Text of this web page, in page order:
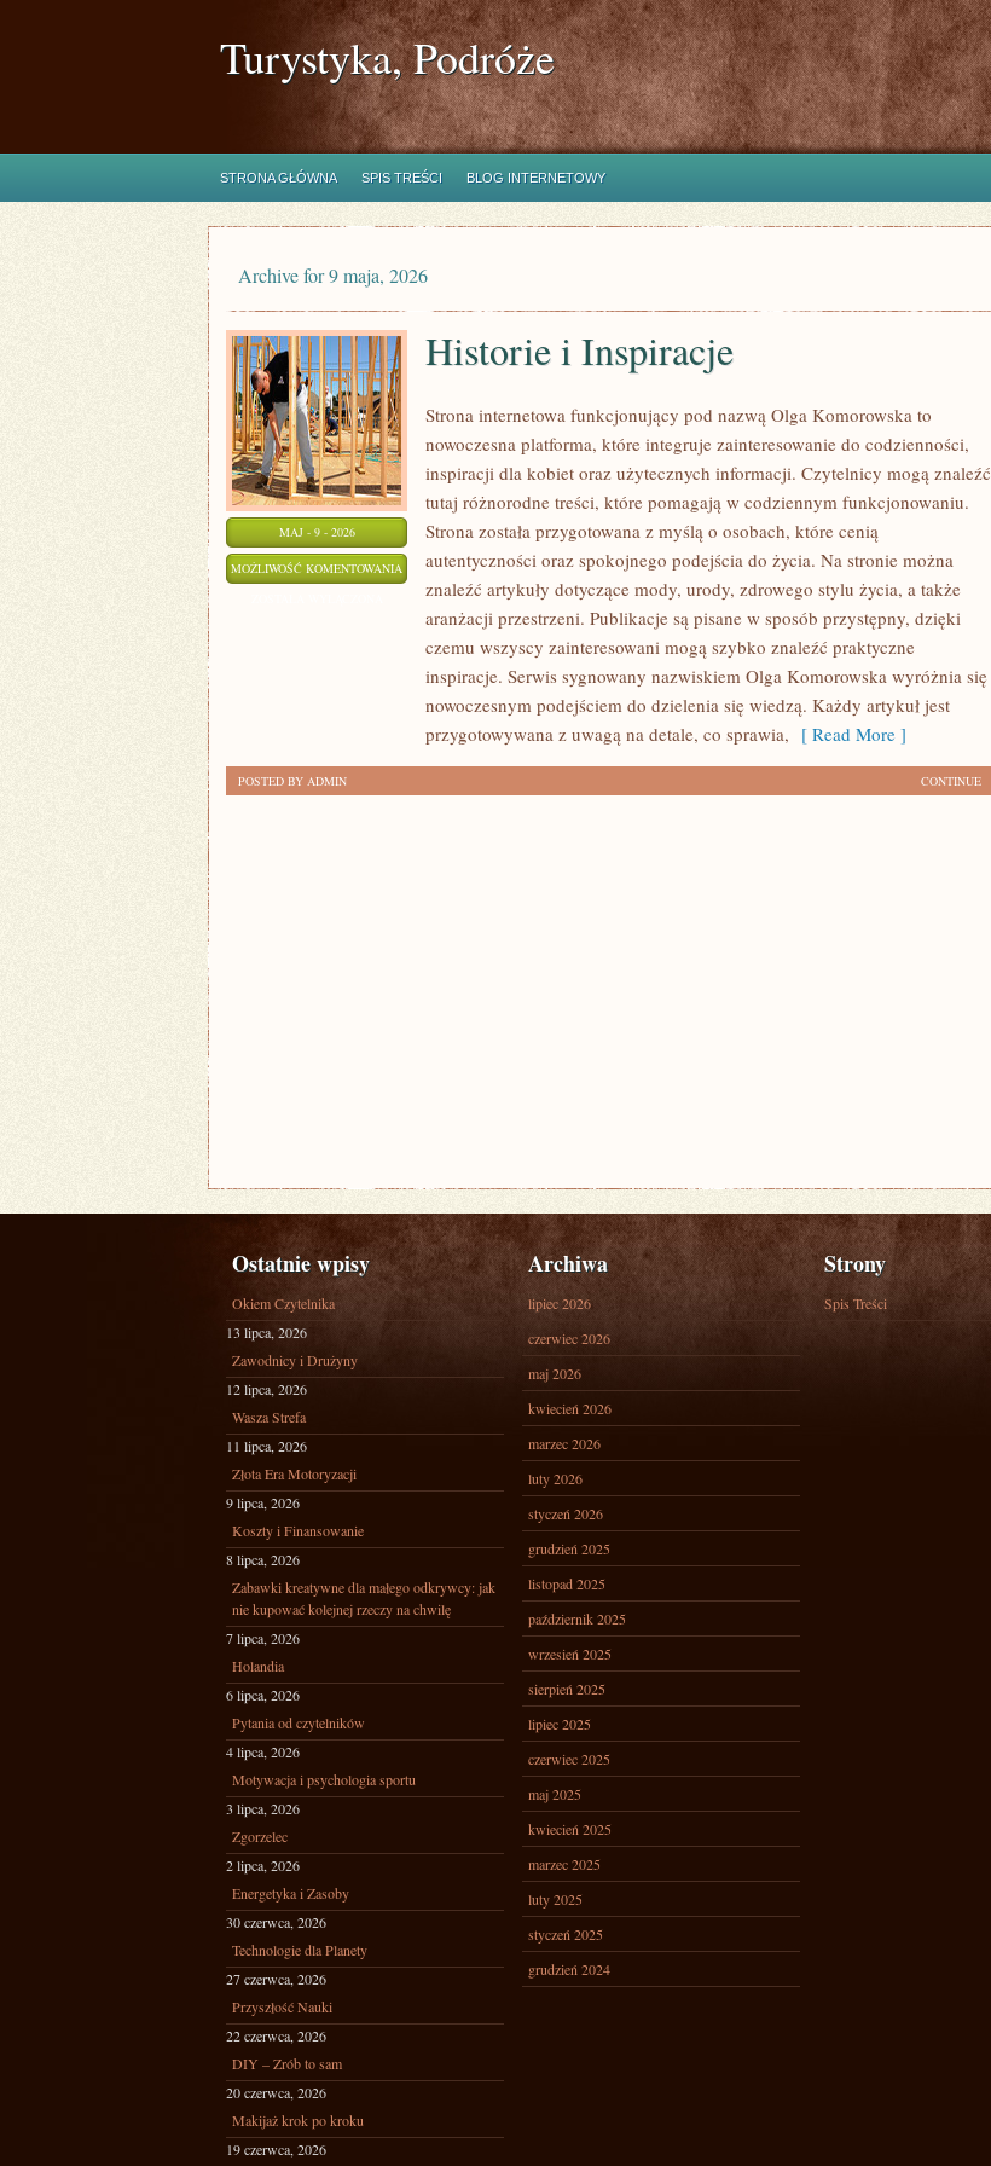
Turystyka, Podróże
STRONA GŁÓWNA SPIS TREŚCI BLOG INTERNETOWY
Archive for 9 maja, 2026
MAJ - 9 - 2026
MOŻLIWOŚĆ KOMENTOWANIA HISTORIE
INSPIRACJE
Historie i Inspiracje
Strona internetowa funkcjonujący pod nazwą Olga Komorowska to
nowoczesna platforma, które integruje zainteresowanie do codzienności,
inspiracji dla kobiet oraz użytecznych informacji. Czytelnicy mogą znaleźć
tutaj różnorodne treści, które pomagają w codziennym funkcjonowaniu.
Strona została przygotowana z myślą o osobach, które cenią
autentyczności oraz spokojnego podejścia do życia. Na stronie można
znaleźć artykuły dotyczące mody, urody, zdrowego stylu życia, a także
aranżacji przestrzeni. Publikacje są pisane w sposób przystępny, dzięki
czemu wszyscy zainteresowani mogą szybko znaleźć praktyczne
inspiracje. Serwis sygnowany nazwiskiem Olga Komorowska wyróżnia się
nowoczesnym podejściem do dzielenia się wiedzą. Każdy artykuł jest
przygotowywana z uwagą na detale, co sprawia, [ Read More ]
CONTINUE
POSTED BY ADMIN
Ostatnie wpisy
Okiem Czytelnika
13 lipca, 2026
Zawodnicy i Drużyny
12 lipca, 2026
Wasza Strefa
11 lipca, 2026
Złota Era Motoryzacji
9 lipca, 2026
Koszty i Finansowanie
8 lipca, 2026
Zabawki kreatywne dla małego odkrywcy: jak
nie kupować kolejnej rzeczy na chwilę
7 lipca, 2026
Holandia
6 lipca, 2026
Pytania od czytelników
4 lipca, 2026
Motywacja i psychologia sportu
3 lipca, 2026
Zgorzelec
2 lipca, 2026
Energetyka i Zasoby
30 czerwca, 2026
Technologie dla Planety
27 czerwca, 2026
Przyszłość Nauki
22 czerwca, 2026
DIY – Zrób to sam
20 czerwca, 2026
Makijaż krok po kroku
19 czerwca, 2026
Archiwa
lipiec 2026
czerwiec 2026
maj 2026
kwiecień 2026
marzec 2026
luty 2026
styczeń 2026
grudzień 2025
listopad 2025
październik 2025
wrzesień 2025
sierpień 2025
lipiec 2025
czerwiec 2025
maj 2025
kwiecień 2025
marzec 2025
luty 2025
styczeń 2025
grudzień 2024
Strony
Spis Treści